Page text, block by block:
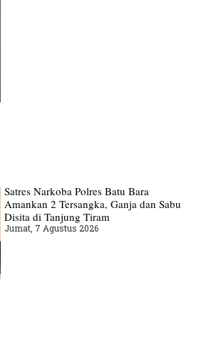
Satres Narkoba Polres Batu Bara
Amankan 2 Tersangka, Ganja dan Sabu
Disita di Tanjung Tiram
Jumat, 7 Agustus 2026